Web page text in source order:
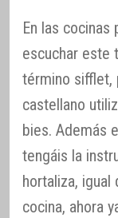
En las
escuchar este
término sifflet,
castellano
bies. Además
tengáis la
hortaliza, igual
cocina, ahora